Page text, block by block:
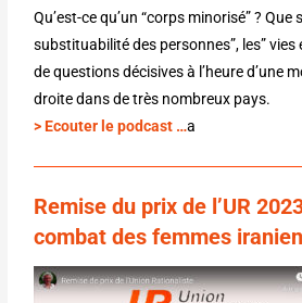
Qu’est-ce qu’un “corps minorisé” ? Que
substituabilité des personnes”, les” vies
de questions décisives à l’heure d’une
droite dans de très nombreux pays.
> Ecouter le podcast …a
Remise du prix de l’UR
combat des femmes